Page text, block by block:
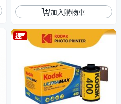
加入購物車